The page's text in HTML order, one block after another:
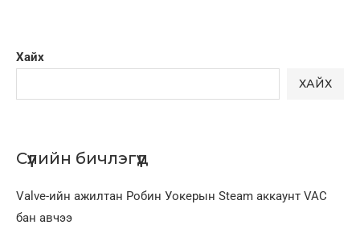
Хайх
ХАЙХ
Сүүлийн бичлэгүүд
Valve-ийн ажилтан Робин Уокерын Steam аккаунт VAC
бан авчээ